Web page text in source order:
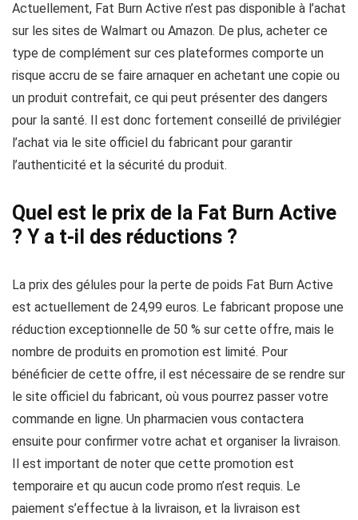
Actuellement, Fat Burn Active n’est pas disponible à l’achat
sur les sites de Walmart ou Amazon. De plus, acheter ce
type de complément sur ces plateformes comporte un
risque accru de se faire arnaquer en achetant une copie ou
un produit contrefait, ce qui peut présenter des dangers
pour la santé. Il est donc fortement conseillé de privilégier
l’achat via le site officiel du fabricant pour garantir
l’authenticité et la sécurité du produit.
Quel est le prix de la Fat Burn Active
? Y a t-il des réductions ?
La prix des gélules pour la perte de poids Fat Burn Active
est actuellement de 24,99 euros. Le fabricant propose une
réduction exceptionnelle de 50 % sur cette offre, mais le
nombre de produits en promotion est limité. Pour
bénéficier de cette offre, il est nécessaire de se rendre sur
le site officiel du fabricant, où vous pourrez passer votre
commande en ligne. Un pharmacien vous contactera
ensuite pour confirmer votre achat et organiser la livraison.
Il est important de noter que cette promotion est
temporaire et qu aucun code promo n’est requis. Le
paiement s’effectue à la livraison, et la livraison est